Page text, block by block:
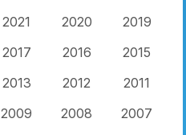
2021 2020
2019
2017 2016
2015
2013 2012
2011
2009 2008
2007